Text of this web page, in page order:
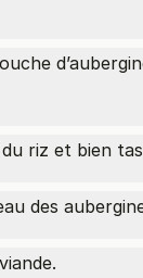
riz et bien
des